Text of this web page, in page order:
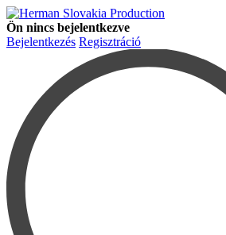
Ön nincs bejelentkezve
Bejelentkezés Regisztráció